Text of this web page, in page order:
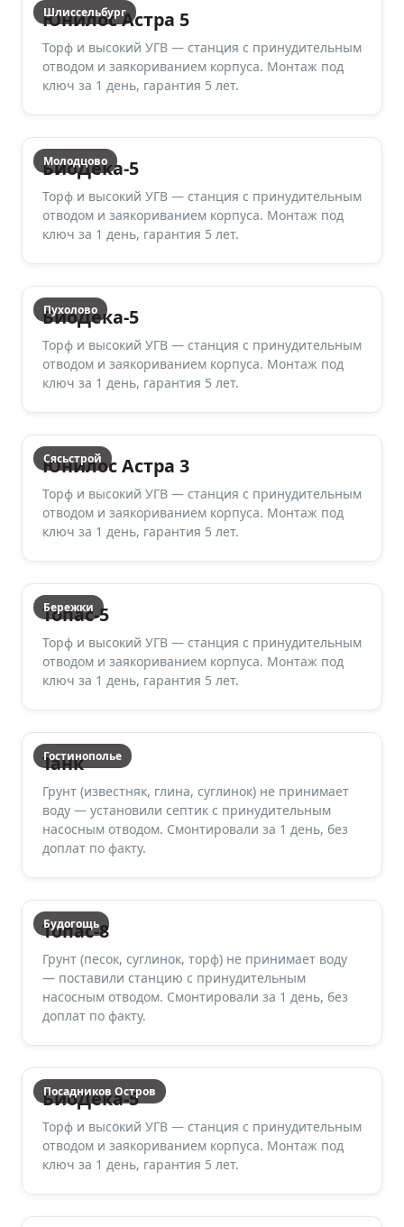
Шлиссельбург
Юнилос Астра 5
Торф и высокий УГВ — станция с принудительным
отводом и заякориванием корпуса. Монтаж под
ключ за 1 день, гарантия 5 лет.
Молодцово
БиоДека-5
Торф и высокий УГВ — станция с принудительным
отводом и заякориванием корпуса. Монтаж под
ключ за 1 день, гарантия 5 лет.
Пухолово
БиоДека-5
Торф и высокий УГВ — станция с принудительным
отводом и заякориванием корпуса. Монтаж под
ключ за 1 день, гарантия 5 лет.
Сясьстрой
Юнилос Астра 3
Торф и высокий УГВ — станция с принудительным
отводом и заякориванием корпуса. Монтаж под
ключ за 1 день, гарантия 5 лет.
Бережки
Топас-5
Торф и высокий УГВ — станция с принудительным
отводом и заякориванием корпуса. Монтаж под
ключ за 1 день, гарантия 5 лет.
Гостинополье
Танк
Грунт (известняк, глина, суглинок) не принимает
воду — установили септик с принудительным
насосным отводом. Смонтировали за 1 день, без
доплат по факту.
Будогощь
Топас-8
Грунт (песок, суглинок, торф) не принимает воду
— поставили станцию с принудительным
насосным отводом. Смонтировали за 1 день, без
доплат по факту.
Посадников Остров
БиоДека-5
Торф и высокий УГВ — станция с принудительным
отводом и заякориванием корпуса. Монтаж под
ключ за 1 день, гарантия 5 лет.